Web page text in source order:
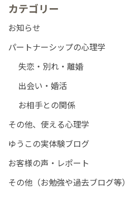
カテゴリー
お知らせ
パートナーシップの心理学
失恋・別れ・離婚
出会い・婚活
お相手との関係
その他、使える心理学
ゆうこの実体験ブログ
お客様の声・レポート
その他（お勉強や過去ブログ等）